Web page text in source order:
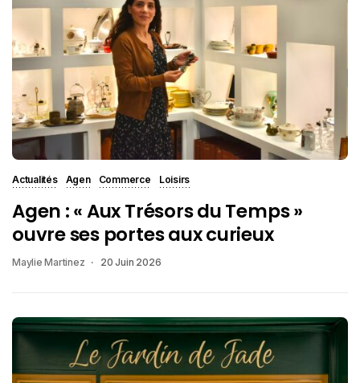
Actualités Agen Commerce Loisirs
Agen : « Aux Trésors du Temps »
ouvre ses portes aux curieux
Maylie Martinez 20 Juin 2026